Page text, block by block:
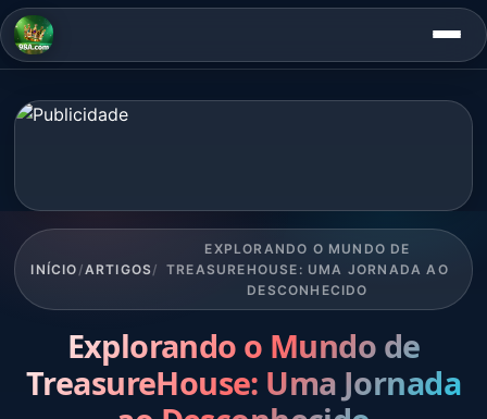
INÍCIO /ARTIGOS/
EXPLORANDO O MUNDO DE
TREASUREHOUSE: UMA JORNADA AO
DESCONHECIDO
Explorando o Mundo de
TreasureHouse: Uma Jornada